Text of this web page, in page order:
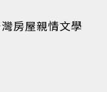
房屋親情文學